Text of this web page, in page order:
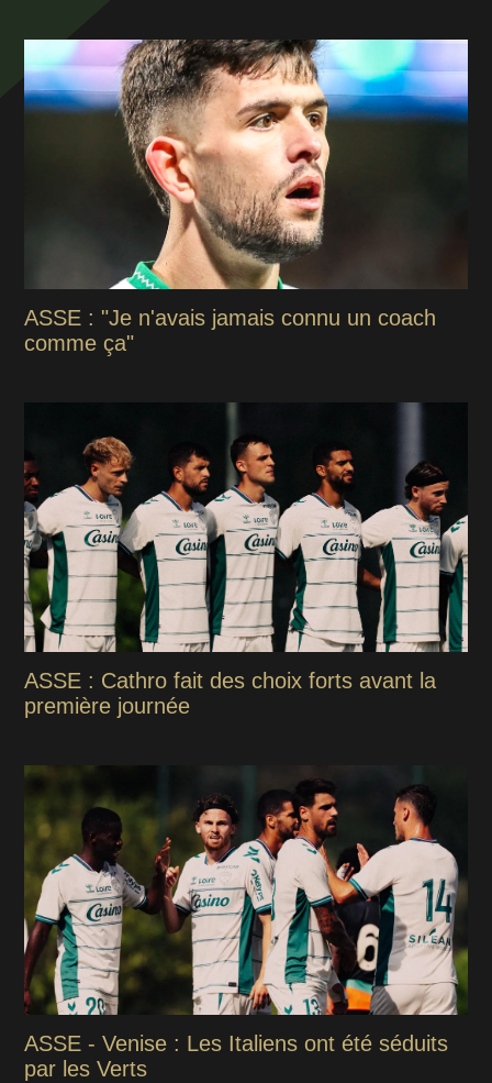
ASSE : "Je n'avais jamais connu un coach
comme ça"
ASSE : Cathro fait des choix forts avant la
première journée
ASSE - Venise : Les Italiens ont été séduits
par les Verts